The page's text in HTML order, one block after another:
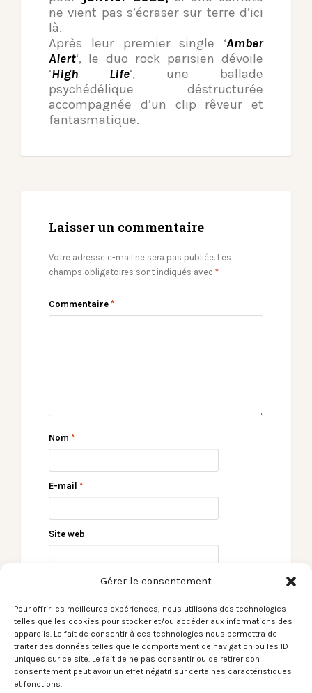
Gérer le consentement
Pour offrir les meilleures expériences, nous utilisons des technologies
telles que les cookies pour stocker et/ou accéder aux informations des
appareils. Le fait de consentir à ces technologies nous permettra de
traiter des données telles que le comportement de navigation ou les ID
uniques sur ce site. Le fait de ne pas consentir ou de retirer son
consentement peut avoir un effet négatif sur certaines caractéristiques
et fonctions.
ne vient pas s’écraser sur terre d’ici
là.
Après leur premier single ‘Amber
Alert‘, le duo rock parisien dévoile
‘High Life‘, une ballade
psychédélique déstructurée
accompagnée d’un clip rêveur et
fantasmatique.
Laisser un commentaire
Votre adresse e-mail ne sera pas publiée. Les
champs obligatoires sont indiqués avec *
Commentaire *
Nom *
E-mail *
Site web
Le Son du moment –
← Le Son du moment –